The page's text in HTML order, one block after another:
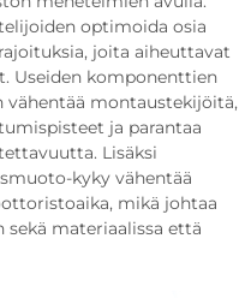
optimoida osia
joita aiheuttavat
Useiden komponenttien
vähentää montaustekijöitä,
ja parantaa
Lisäksi
kyky vähentää
mikä johtaa
materiaalissa että